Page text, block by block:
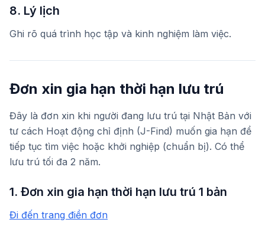
8. Lý lịch
Ghi rõ quá trình học tập và kinh nghiệm làm việc.
Đơn xin gia hạn thời hạn lưu trú
Đây là đơn xin khi người đang lưu trú tại Nhật Bản với
tư cách Hoạt động chỉ định (J-Find) muốn gia hạn để
tiếp tục tìm việc hoặc khởi nghiệp (chuẩn bị). Có thể
lưu trú tối đa 2 năm.
1. Đơn xin gia hạn thời hạn lưu trú 1 bản
Đi đến trang điền đơn